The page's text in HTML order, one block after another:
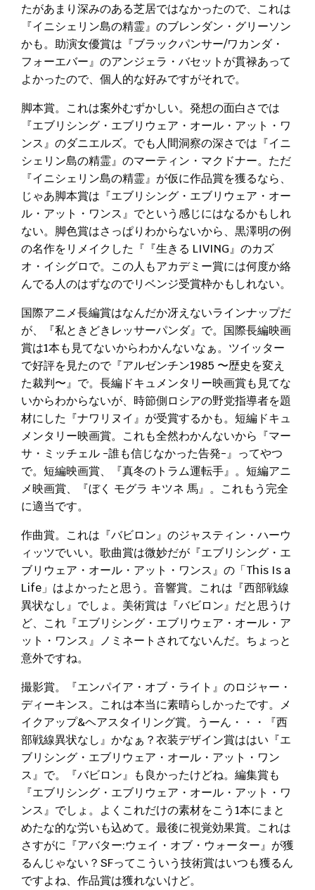
たがあまり深みのある芝居ではなかったので、これは
『イニシェリン島の精霊』のブレンダン・グリーソン
かも。助演女優賞は『ブラックパンサー/ワカンダ・
フォーエバー』のアンジェラ・バセットが貫禄あって
よかったので、個人的な好みですがそれで。
脚本賞。これは案外むずかしい。発想の面白さでは
『エブリシング・エブリウェア・オール・アット・ワ
ンス』のダニエルズ。でも人間洞察の深さでは『イニ
シェリン島の精霊』のマーティン・マクドナー。ただ
『イニシェリン島の精霊』が仮に作品賞を獲るなら、
じゃあ脚本賞は『エブリシング・エブリウェア・オー
ル・アット・ワンス』でという感じにはなるかもしれ
ない。脚色賞はさっぱりわからないから、黒澤明の例
の名作をリメイクした『『生きる LIVING』のカズ
オ・イシグロで。この人もアカデミー賞には何度か絡
んでる人のはずなのでリベンジ受賞枠かもしれない。
国際アニメ長編賞はなんだか冴えないラインナップだ
が、『私ときどきレッサーパンダ』で。国際長編映画
賞は1本も見てないからわかんないなぁ。ツイッター
で好評を見たので『アルゼンチン1985 〜歴史を変え
た裁判〜』で。長編ドキュメンタリー映画賞も見てな
いからわからないが、時節側ロシアの野党指導者を題
材にした『ナワリヌイ』が受賞するかも。短編ドキュ
メンタリー映画賞。これも全然わかんないから『マー
サ・ミッチェル -誰も信じなかった告発-』ってやつ
で。短編映画賞、『真冬のトラム運転手』。短編アニ
メ映画賞、『ぼく モグラ キツネ 馬』。これもう完全
に適当です。
作曲賞。これは『バビロン』のジャスティン・ハーウ
ィッツでいい。歌曲賞は微妙だが『エブリシング・エ
ブリウェア・オール・アット・ワンス』の「This Is a
Life」はよかったと思う。音響賞。これは『西部戦線
異状なし』でしょ。美術賞は『バビロン』だと思うけ
ど、これ『エブリシング・エブリウェア・オール・ア
ット・ワンス』ノミネートされてないんだ。ちょっと
意外ですね。
撮影賞。『エンパイア・オブ・ライト』のロジャー・
ディーキンス。これは本当に素晴らしかったです。メ
イクアップ&ヘアスタイリング賞。うーん・・・『西
部戦線異状なし』かなぁ？衣装デザイン賞ははい『エ
ブリシング・エブリウェア・オール・アット・ワン
ス』で。『バビロン』も良かったけどね。編集賞も
『エブリシング・エブリウェア・オール・アット・ワ
ンス』でしょ。よくこれだけの素材をこう1本にまと
めたな的な労いも込めて。最後に視覚効果賞。これは
さすがに『アバター:ウェイ・オブ・ウォーター』が獲
るんじゃない？SFってこういう技術賞はいつも獲るん
ですよね、作品賞は獲れないけど。